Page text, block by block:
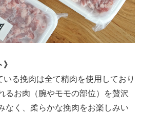
る挽肉は全て精肉を使用しており
るお肉（腕やモモの部位）を贅沢
なく、柔らかな挽肉をお楽しみい